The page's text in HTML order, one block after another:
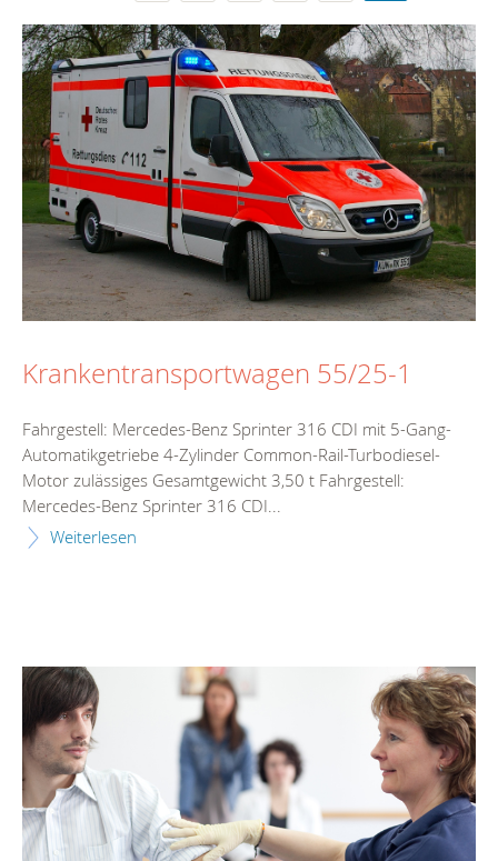
Krankentransportwagen 55/25-1
Fahrgestell: Mercedes-Benz Sprinter 316 CDI mit 5-Gang-
Automatikgetriebe 4-Zylinder Common-Rail-Turbodiesel-
Motor zulässiges Gesamtgewicht 3,50 t Fahrgestell:
Mercedes-Benz Sprinter 316 CDI...
Weiterlesen